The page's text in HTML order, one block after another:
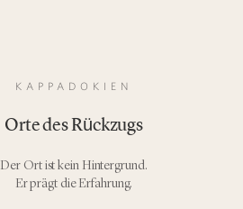
KAPPADOKIEN
Orte des Rückzugs
Der Ort ist kein Hintergrund.
Er prägt die Erfahrung.